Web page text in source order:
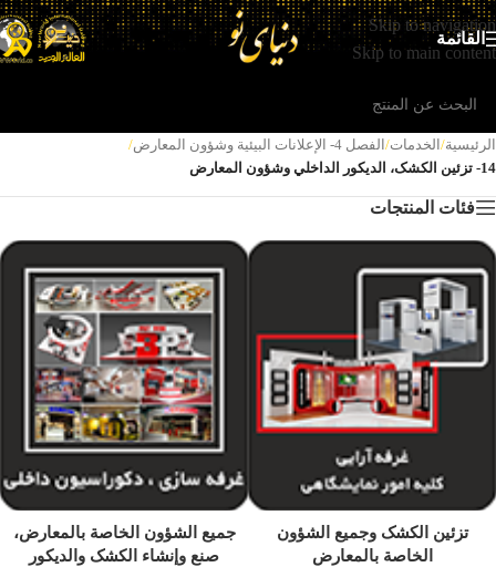
Skip to navigation
Skip to main content
القائمة
الرئيسية/ الخدمات/ الفصل 4- الإعلانات البیئیة وشؤون المعارض
/
14- تزئین الکشک، الدیکور الداخلي وشؤون المعارض
فئات المنتجات
تزئین الکشک وجمیع الشؤون
الخاصة بالمعارض
جمیع الشؤون الخاصة بالمعارض،
صنع وإنشاء الکشک والدیکور